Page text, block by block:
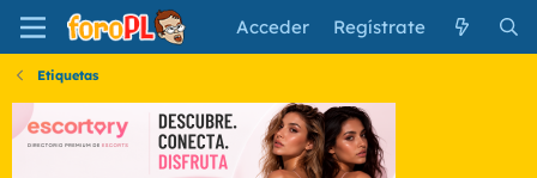
Acceder Regístrate
Etiquetas